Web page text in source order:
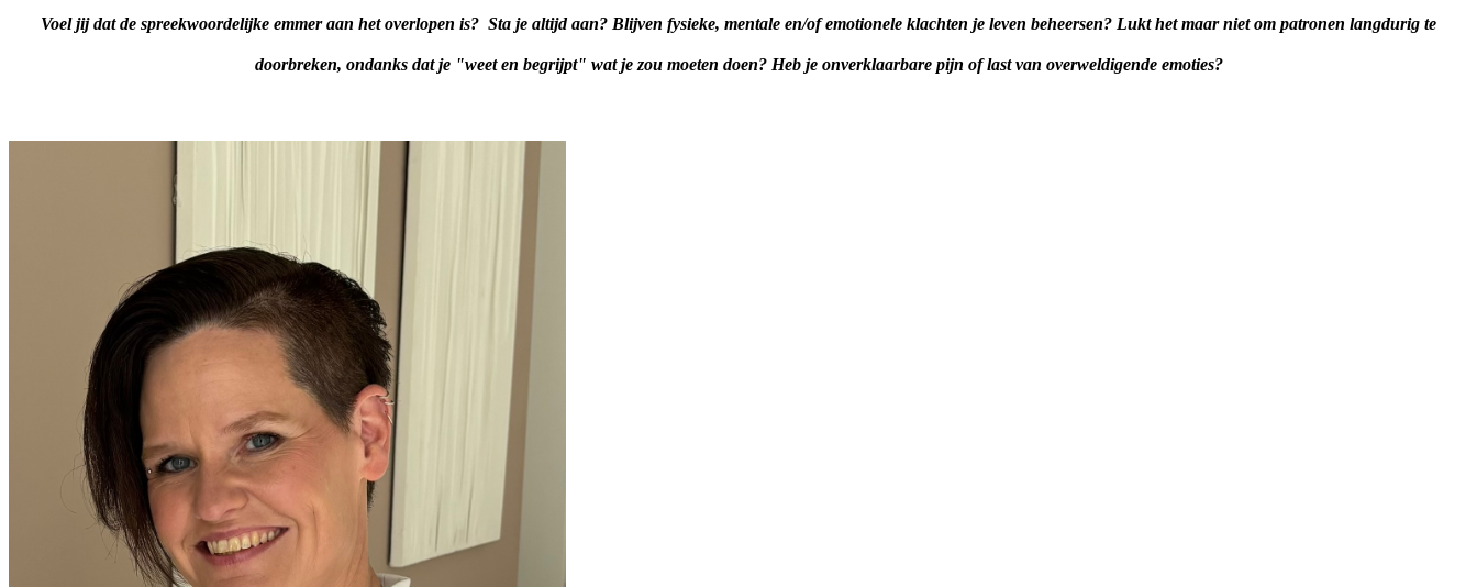
Voel jij dat de spreekwoordelijke emmer aan het overlopen is? Sta je altijd aan? Blijven fysieke, mentale en/of emotionele klachten je leven beheersen? Lukt het maar niet om patronen langdurig te
doorbreken, ondanks dat je "weet en begrijpt" wat je zou moeten doen? Heb je onverklaarbare pijn of last van overweldigende emoties?